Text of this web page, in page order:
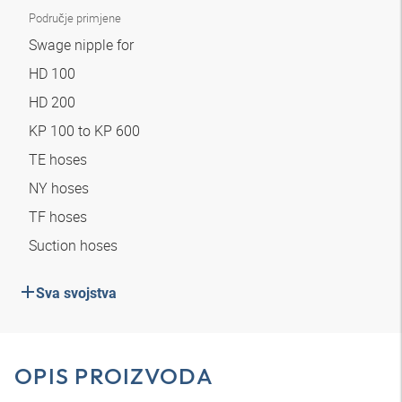
Područje primjene
Swage nipple for
HD 100
HD 200
KP 100 to KP 600
TE hoses
NY hoses
TF hoses
Suction hoses
Sva svojstva
OPIS PROIZVODA